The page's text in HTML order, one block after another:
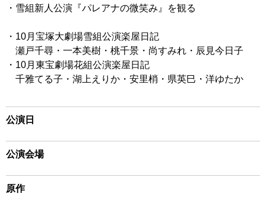
・雪組新人公演『パレアナの微笑み』を観る
・10月宝塚大劇場雪組公演楽屋日記
瀬戸千尋・一本美樹・桃千景・尚すみれ・辰見今日子
・10月東宝劇場花組公演楽屋日記
千雅てる子・湖上えりか・安里梢・県英巳・洋ゆたか
公演日
公演会場
原作